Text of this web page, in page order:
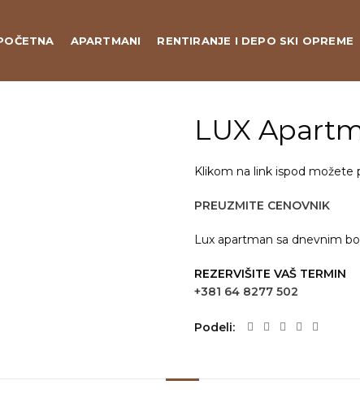
APARTMANI RENTIRANJE I DEPO SKI OPREME
LUX
Klikom na link ispod možete
PREUZMITE CENOVNIK
Lux apartman sa dnevnim
REZERVIŠITE VAŠ TERMIN
+381 64 8277 502
Podeli